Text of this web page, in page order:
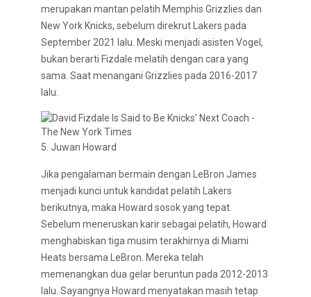
merupakan mantan pelatih Memphis Grizzlies dan
New York Knicks, sebelum direkrut Lakers pada
September 2021 lalu. Meski menjadi asisten Vogel,
bukan berarti Fizdale melatih dengan cara yang
sama. Saat menangani Grizzlies pada 2016-2017
lalu.
5. Juwan Howard
Jika pengalaman bermain dengan LeBron James
menjadi kunci untuk kandidat pelatih Lakers
berikutnya, maka Howard sosok yang tepat.
Sebelum meneruskan karir sebagai pelatih, Howard
menghabiskan tiga musim terakhirnya di Miami
Heats bersama LeBron. Mereka telah
memenangkan dua gelar beruntun pada 2012-2013
lalu. Sayangnya Howard menyatakan masih tetap